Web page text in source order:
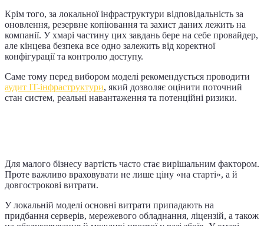
Крім того, за локальної інфраструктури відповідальність за
оновлення, резервне копіювання та захист даних лежить на
компанії. У хмарі частину цих завдань бере на себе провайдер,
але кінцева безпека все одно залежить від коректної
конфігурації та контролю доступу.
Саме тому перед вибором моделі рекомендується проводити
аудит IT-інфраструктури, який дозволяє оцінити поточний
стан систем, реальні навантаження та потенційні ризики.
Для малого бізнесу вартість часто стає вирішальним фактором.
Проте важливо враховувати не лише ціну «на старті», а й
довгострокові витрати.
У локальній моделі основні витрати припадають на
придбання серверів, мережевого обладнання, ліцензій, а також